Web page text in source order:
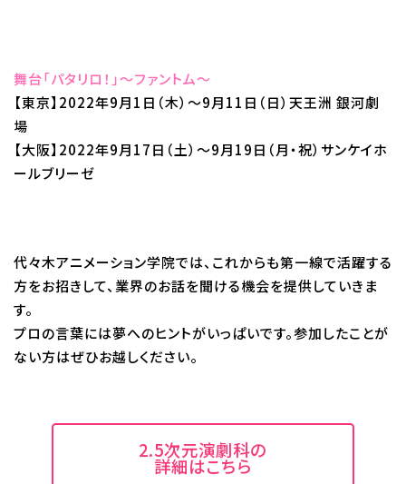
舞台「パタリロ！」～ファントム～
【東京】2022年9月1日（木）～9月11日（日）天王洲 銀河劇
場
【大阪】2022年9月17日（土）～9月19日（月・祝）サンケイホ
ールブリーゼ
代々木アニメーション学院では、これからも第一線で活躍する
方をお招きして、業界のお話を聞ける機会を提供していきま
す。
プロの言葉には夢へのヒントがいっぱいです。参加したことが
ない方はぜひお越しください。
2.5次元演劇科の
詳細はこちら